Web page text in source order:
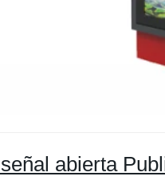
abierta